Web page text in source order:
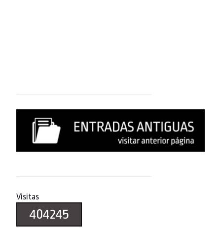
Visitas
404245